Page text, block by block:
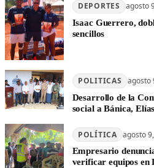
DEPORTES agosto
Isaac Guerrero,
sencillos
POLITICAS agosto
Desarrollo de la
social a Bánica,
POLÍTICA agosto
Empresario
verificar equipos en